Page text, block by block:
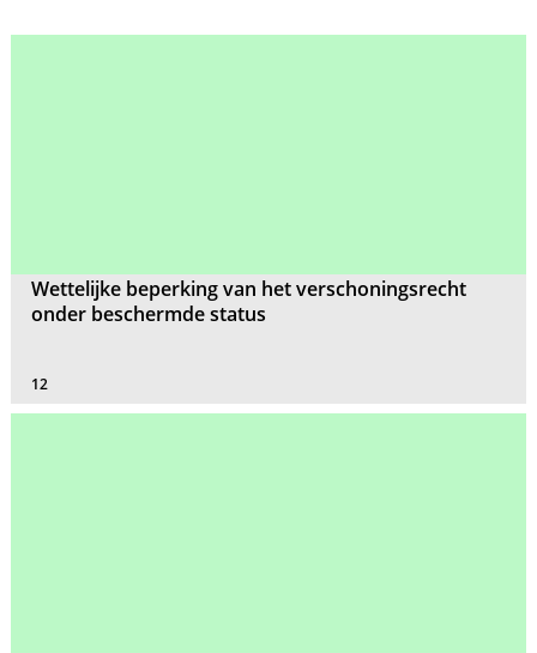
Wettelijke beperking van het verschoningsrecht
onder beschermde status
12